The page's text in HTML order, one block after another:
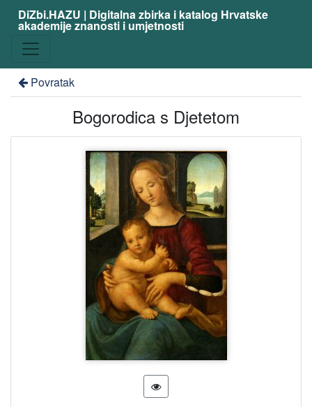
DiZbi.HAZU | Digitalna zbirka i katalog Hrvatske
akademije znanosti i umjetnosti
Povratak
Bogorodica s Djetetom